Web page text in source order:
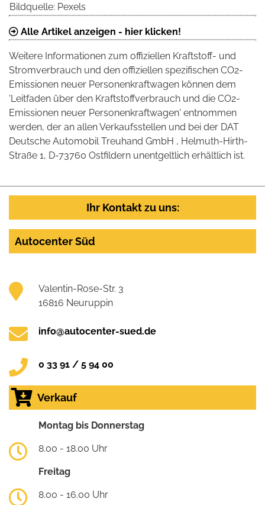
Bildquelle: Pexels
Alle Artikel anzeigen - hier klicken!
Weitere Informationen zum offiziellen Kraftstoff- und
Stromverbrauch und den offiziellen spezifischen CO2-
Emissionen neuer Personenkraftwagen können dem
'Leitfaden über den Kraftstoffverbrauch und die CO2-
Emissionen neuer Personenkraftwagen' entnommen
werden, der an allen Verkaufsstellen und bei der DAT
Deutsche Automobil Treuhand GmbH , Helmuth-Hirth-
Straße 1, D-73760 Ostfildern unentgeltlich erhältlich ist.
Ihr Kontakt zu uns:
Autocenter Süd
Valentin-Rose-Str. 3
16816 Neuruppin
info@autocenter-sued.de
0 33 91 / 5 94 00
Verkauf
Montag bis Donnerstag
8.00 - 18.00 Uhr
Freitag
8.00 - 16.00 Uhr